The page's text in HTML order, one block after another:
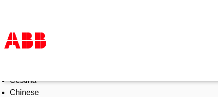
Products & Solutions
Industries
Čeština
Chinese